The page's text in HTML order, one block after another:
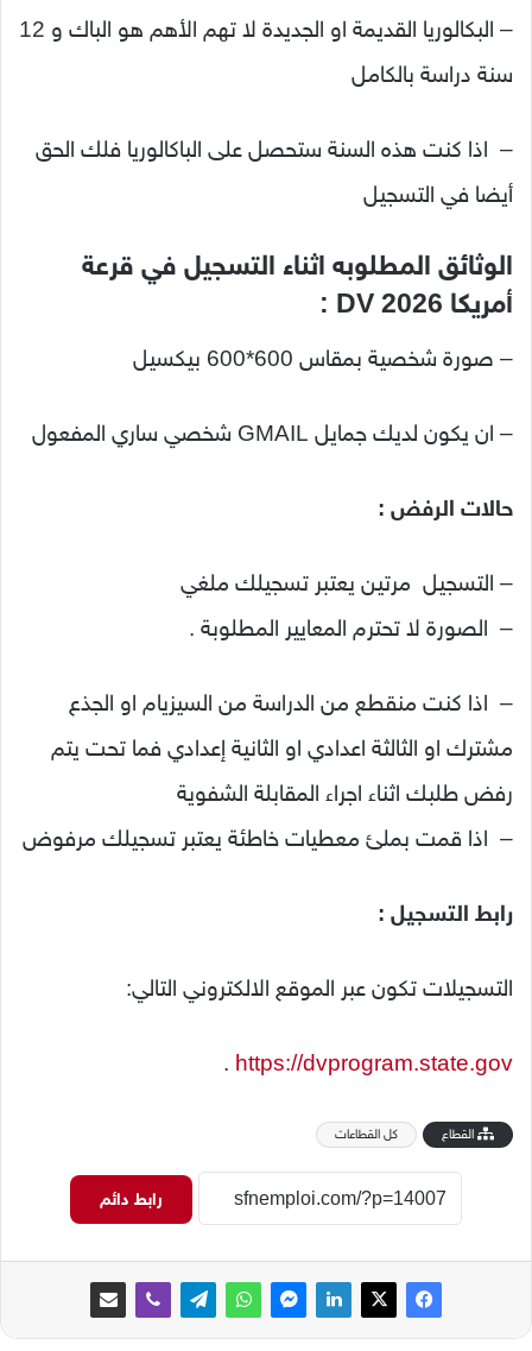
– البكالوريا القديمة او الجديدة لا تهم الأهم هو الباك و 12
سنة دراسة بالكامل
– اذا كنت هذه السنة ستحصل على الباكالوريا فلك الحق
أيضا في التسجيل
الوثائق المطلوبه اثناء التسجيل في قرعة
أمريكا 2026 DV :
– صورة شخصية بمقاس 600*600 بيكسيل
– ان يكون لديك جمايل GMAIL شخصي ساري المفعول
حالات الرفض :
– التسجيل مرتين يعتبر تسجيلك ملغي
– الصورة لا تحترم المعايير المطلوبة .
– اذا كنت منقطع من الدراسة من السيزيام او الجذع
مشترك او الثالثة اعدادي او الثانية إعدادي فما تحت يتم
رفض طلبك اثناء اجراء المقابلة الشفوية
– اذا قمت بملئ معطيات خاطئة يعتبر تسجيلك مرفوض
رابط التسجيل :
التسجيلات تكون عبر الموقع الالكتروني التالي:
https://dvprogram.state.gov
.
القطاع كل القطاعات
رابط دائم